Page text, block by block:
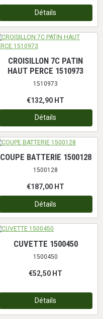
Détails
CROISILLON 7C PATIN
HAUT PERCE 1510973
1510973
€132,90 HT
Détails
COUPE BATTERIE 1500128
1500128
€187,00 HT
Détails
CUVETTE 1500450
1500450
€52,50 HT
Détails